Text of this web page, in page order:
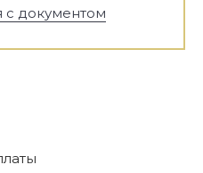
с документом